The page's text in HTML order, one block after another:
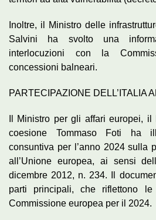
Inoltre, il Ministro delle
Salvini ha svolto una
interlocuzioni con la
concessioni balneari.
PARTECIPAZIONE DELL’ITALIA
Il Ministro per gli affari europei,
coesione Tommaso Foti ha
consuntiva per l’anno 2024 sulla
all’Unione europea, ai sensi
dicembre 2012, n. 234. Il
parti principali, che riflettono
Commissione europea per il 2024.